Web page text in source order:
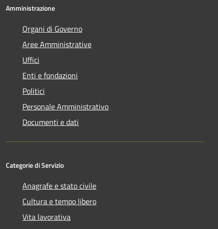
Amministrazione
Organi di Governo
Aree Amministrative
Uffici
Enti e fondazioni
Politici
Personale Amministrativo
Documenti e dati
Categorie di Servizio
Anagrafe e stato civile
Cultura e tempo libero
Vita lavorativa